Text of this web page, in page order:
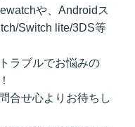
や、Androidス
Switch lite/3DS等
ラブルでお悩みの
合せ心よりお待ちし